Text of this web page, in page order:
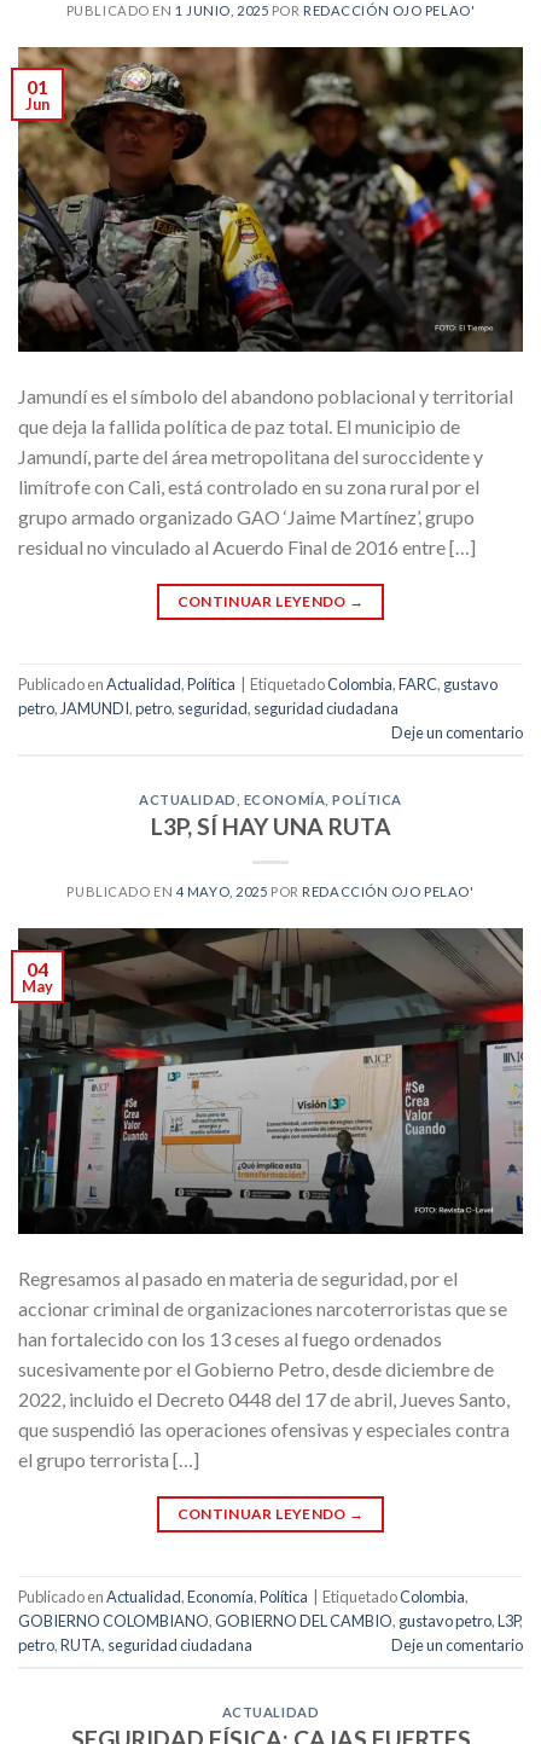
PUBLICADO EN 1 JUNIO, 2025 POR REDACCIÓN OJO PELAO'
01
Jun
Jamundí es el símbolo del abandono poblacional y territorial
que deja la fallida política de paz total. El municipio de
Jamundí, parte del área metropolitana del suroccidente y
limítrofe con Cali, está controlado en su zona rural por el
grupo armado organizado GAO ‘Jaime Martínez’, grupo
residual no vinculado al Acuerdo Final de 2016 entre […]
CONTINUAR LEYENDO →
Publicado enActualidad,Política EtiquetadoColombia,FARC, gustavo
petro, JAMUNDI,petro, seguridad, seguridad ciudadana
Deje un comentario
ACTUALIDAD ECONOMÍA ,POLÍTICA
L3P, SÍ HAY UNA RUTA
PUBLICADO EN 4 MAYO, 2025 POR REDACCIÓN OJO PELAO'
04
May
Regresamos al pasado en materia de seguridad, por el
accionar criminal de organizaciones narcoterroristas que se
han fortalecido con los 13 ceses al fuego ordenados
sucesivamente por el Gobierno Petro, desde diciembre de
2022, incluido el Decreto 0448 del 17 de abril, Jueves Santo,
que suspendió las operaciones ofensivas y especiales contra
el grupo terrorista […]
CONTINUAR LEYENDO →
Publicado enActualidad,Economía,Política EtiquetadoColombia,
GOBIERNO COLOMBIANO,GOBIERNO DEL CAMBIO, gustavo petro,L3P,
petro,RUTA, seguridad ciudadana Deje un comentario
ACTUALIDAD